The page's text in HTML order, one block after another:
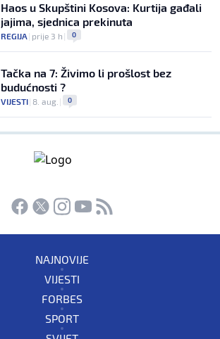
Haos u Skupštini Kosova: Kurtija gađali
jajima, sjednica prekinuta
REGIJA| prije 3 h | 0
Tačka na 7: Živimo li prošlost bez
budućnosti ?
VIJESTI| 8. aug. | 0
NAJNOVIJE
VIJESTI
FORBES
SPORT